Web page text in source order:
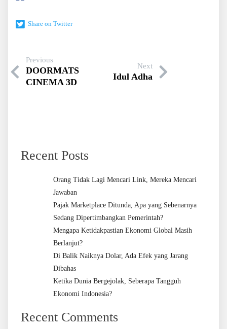
Share on Twitter
Previous
DOORMATS
CINEMA 3D
Next
Idul Adha
Recent Posts
Orang Tidak Lagi Mencari Link, Mereka Mencari
Jawaban
Pajak Marketplace Ditunda, Apa yang Sebenarnya
Sedang Dipertimbangkan Pemerintah?
Mengapa Ketidakpastian Ekonomi Global Masih
Berlanjut?
Di Balik Naiknya Dolar, Ada Efek yang Jarang
Dibahas
Ketika Dunia Bergejolak, Seberapa Tangguh
Ekonomi Indonesia?
Recent Comments